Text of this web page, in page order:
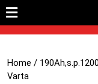
Home /
Varta